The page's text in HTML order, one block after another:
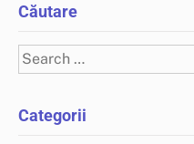
Căutare
Search
for:
Categorii